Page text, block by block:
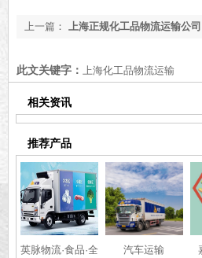
上一篇： 上海正规化工品物流运输公
此文关键字： 上海化工品物流运输
相关资讯
推荐产品
英脉物流·食品·全
汽车运输